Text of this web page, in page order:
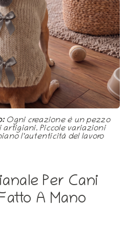
Ogni creazione è un pezzo
Piccole variazioni
l'autenticità del lavoro
Per Cani
A Mano